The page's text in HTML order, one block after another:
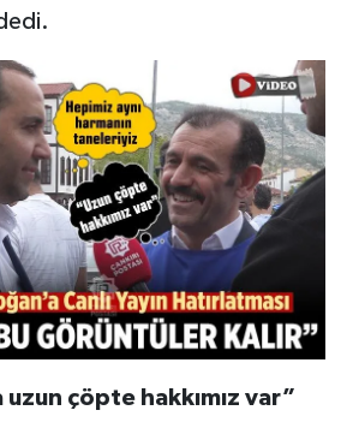
uzun çöpte hakkımız var”